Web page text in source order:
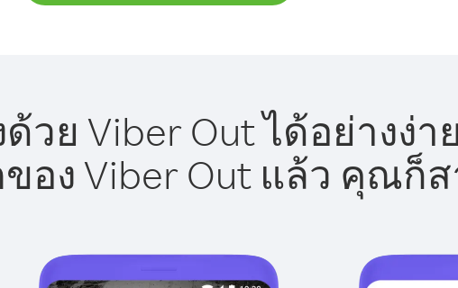
วย Viber Out ได้อย่างง่า
อง Viber Out แล้ว คุณก็